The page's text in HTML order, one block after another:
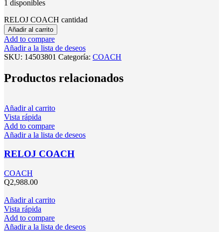
1 disponibles
RELOJ COACH cantidad
Añadir al carrito
Add to compare
Añadir a la lista de deseos
SKU: 14503801 Categoría: COACH
Productos relacionados
Añadir al carrito
Vista rápida
Add to compare
Añadir a la lista de deseos
RELOJ COACH
COACH
Q2,988.00
Añadir al carrito
Vista rápida
Add to compare
Añadir a la lista de deseos